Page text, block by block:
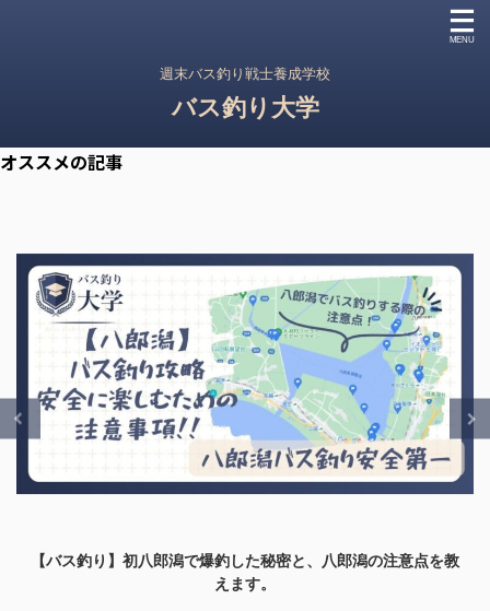
週末バス釣り戦士養成学校
バス釣り大学
オススメの記事
【バス釣り】初八郎潟で爆釣した秘密と、八郎潟の注意点を教
えます。